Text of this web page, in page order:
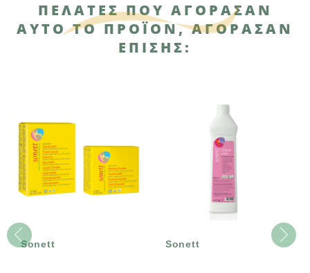
ΠΕΛΆΤΕΣ ΠΟΥ ΑΓΌΡΑΣΑΝ
ΑΥΤΌ ΤΟ ΠΡΟΪΌΝ, ΑΓΌΡΑΣΑΝ
ΕΠΊΣΗΣ:
Sonett Sonett